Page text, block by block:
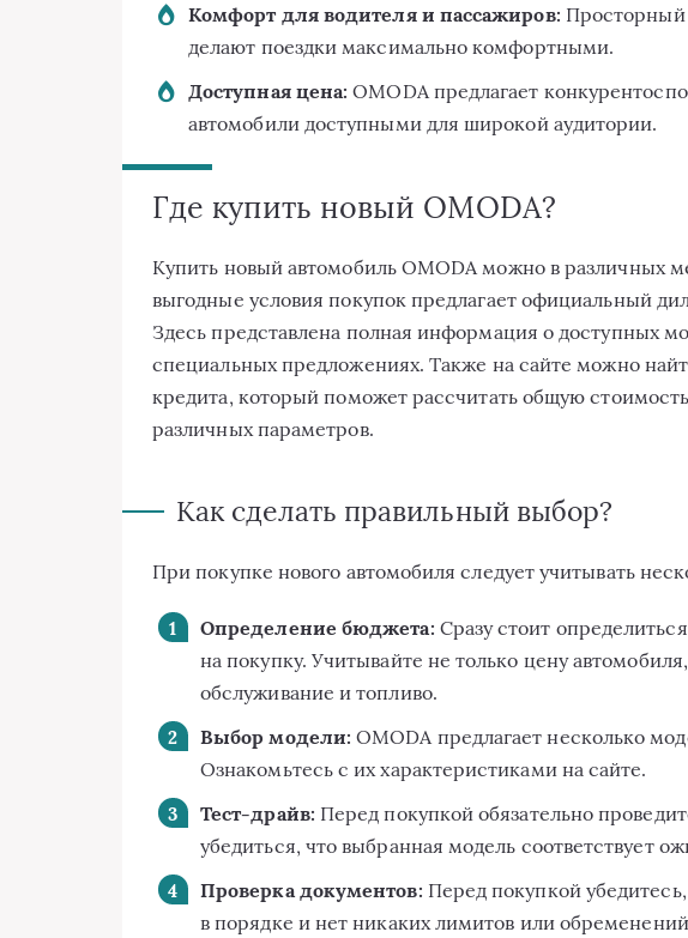
Комфорт для водителя и пассажиров: Просторный
делают поездки максимально комфортными.
Доступная цена: OMODA предлагает
автомобили доступными для широкой аудитории.
Где купить новый OMODA?
Купить новый автомобиль OMODA можно в различных
выгодные условия покупок предлагает официальный
Здесь представлена полная информация о доступных
специальных предложениях. Также на сайте можно
кредита, который поможет рассчитать общую
различных параметров.
Как сделать правильный выбор?
При покупке нового автомобиля следует учитывать
Определение бюджета: Сразу стоит
на покупку. Учитывайте не только цену
обслуживание и топливо.
Выбор модели: OMODA предлагает несколько
Ознакомьтесь с их характеристиками на сайте.
Тест-драйв: Перед покупкой обязательно
убедиться, что выбранная модель соответствует
Проверка документов: Перед покупкой
в порядке и нет никаких лимитов или